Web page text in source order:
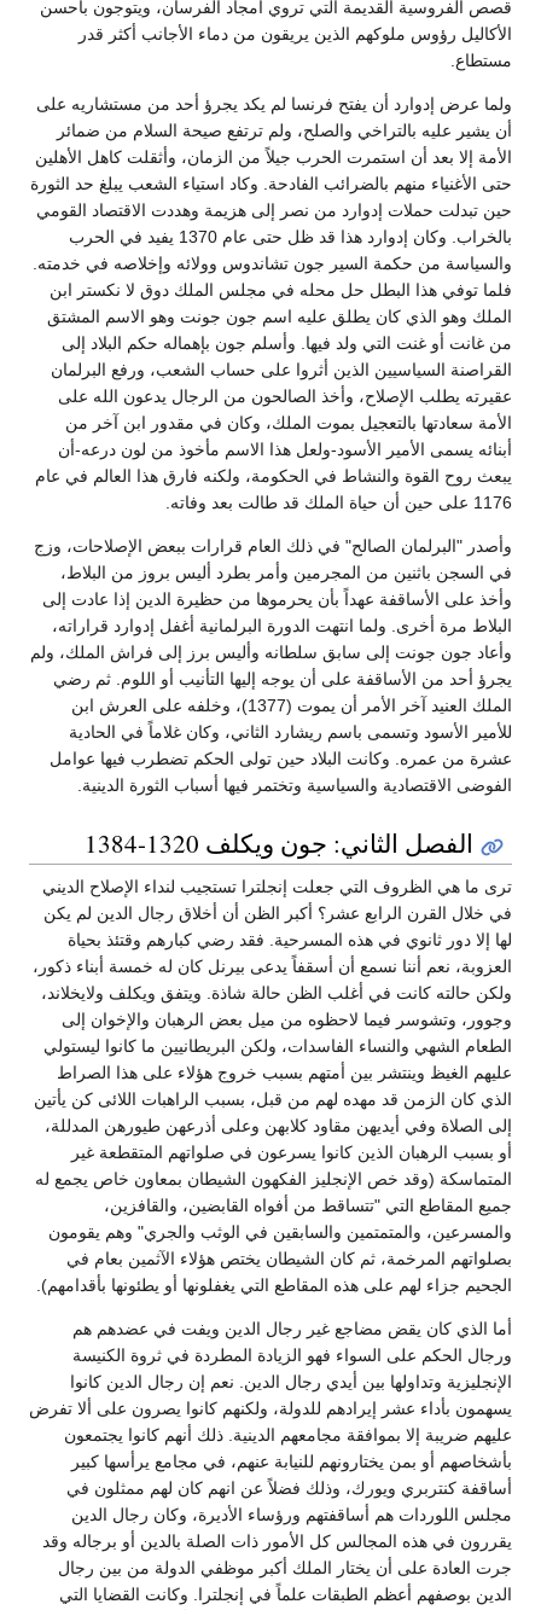
قصص الفروسية القديمة التي تروي أمجاد الفرسان، ويتوجون بأحسن
الأكاليل رؤوس ملوكهم الذين يريقون من دماء الأجانب أكثر قدر
مستطاع.
ولما عرض إدوارد أن يفتح فرنسا لم يكد يجرؤ أحد من مستشاريه على
أن يشير عليه بالتراخي والصلح، ولم ترتفع صيحة السلام من ضمائر
الأمة إلا بعد أن استمرت الحرب جيلاً من الزمان، وأثقلت كاهل الأهلين
حتى الأغنياء منهم بالضرائب الفادحة. وكاد استياء الشعب يبلغ حد الثورة
حين تبدلت حملات إدوارد من نصر إلى هزيمة وهددت الاقتصاد القومي
بالخراب. وكان إدوارد هذا قد ظل حتى عام 1370 يفيد في الحرب
والسياسة من حكمة السير جون تشاندوس وولائه وإخلاصه في خدمته.
فلما توفي هذا البطل حل محله في مجلس الملك دوق لا نكستر ابن
الملك وهو الذي كان يطلق عليه اسم جون جونت وهو الاسم المشتق
من غانت أو غنت التي ولد فيها. وأسلم جون بإهماله حكم البلاد إلى
القراصنة السياسيين الذين أثروا على حساب الشعب، ورفع البرلمان
عقيرته يطلب الإصلاح، وأخذ الصالحون من الرجال يدعون الله على
الأمة سعادتها بالتعجيل بموت الملك، وكان في مقدور ابن آخر من
أبنائه يسمى الأمير الأسود-ولعل هذا الاسم مأخوذ من لون درعه-أن
يبعث روح القوة والنشاط في الحكومة، ولكنه فارق هذا العالم في عام
1176 على حين أن حياة الملك قد طالت بعد وفاته.
وأصدر "البرلمان الصالح" في ذلك العام قرارات ببعض الإصلاحات، وزج
في السجن باثنين من المجرمين وأمر بطرد أليس بروز من البلاط،
وأخذ على الأساقفة عهداً بأن يحرموها من حظيرة الدين إذا عادت إلى
البلاط مرة أخرى. ولما انتهت الدورة البرلمانية أغفل إدوارد قراراته،
وأعاد جون جونت إلى سابق سلطانه وأليس برز إلى فراش الملك، ولم
يجرؤ أحد من الأساقفة على أن يوجه إليها التأنيب أو اللوم. ثم رضي
الملك العنيد آخر الأمر أن يموت (1377)، وخلفه على العرش ابن
للأمير الأسود وتسمى باسم ريشارد الثاني، وكان غلاماً في الحادية
عشرة من عمره. وكانت البلاد حين تولى الحكم تضطرب فيها عوامل
الفوضى الاقتصادية والسياسية وتختمر فيها أسباب الثورة الدينية.
الفصل الثاني: جون ويكلف 1320-1384
ترى ما هي الظروف التي جعلت إنجلترا تستجيب لنداء الإصلاح الديني
في خلال القرن الرابع عشر؟ أكبر الظن أن أخلاق رجال الدين لم يكن
لها إلا دور ثانوي في هذه المسرحية. فقد رضي كبارهم وقتئذ بحياة
العزوبة، نعم أننا نسمع أن أسقفاً يدعى بيرنل كان له خمسة أبناء ذكور،
ولكن حالته كانت في أغلب الظن حالة شاذة. ويتفق ويكلف ولايخلاند،
وجوور، وتشوسر فيما لاحظوه من ميل بعض الرهبان والإخوان إلى
الطعام الشهي والنساء الفاسدات، ولكن البريطانيين ما كانوا ليستولي
عليهم الغيظ وينتشر بين أمتهم بسبب خروج هؤلاء على هذا الصراط
الذي كان الزمن قد مهده لهم من قبل، بسبب الراهبات اللائى كن يأتين
إلى الصلاة وفي أيديهن مقاود كلابهن وعلى أذرعهن طيورهن المدللة،
أو بسبب الرهبان الذين كانوا يسرعون في صلواتهم المتقطعة غير
المتماسكة (وقد خص الإنجليز الفكهون الشيطان بمعاون خاص يجمع له
جميع المقاطع التي "تتساقط من أفواه القابضين، والقافزين،
والمسرعين، والمتمتمين والسابقين في الوثب والجري" وهم يقومون
بصلواتهم المرخمة، ثم كان الشيطان يختص هؤلاء الآثمين بعام في
الجحيم جزاء لهم على هذه المقاطع التي يغفلونها أو يطئونها بأقدامهم).
أما الذي كان يقض مضاجع غير رجال الدين ويفت في عضدهم هم
ورجال الحكم على السواء فهو الزيادة المطردة في ثروة الكنيسة
الإنجليزية وتداولها بين أيدي رجال الدين. نعم إن رجال الدين كانوا
يسهمون بأداء عشر إيرادهم للدولة، ولكنهم كانوا يصرون على ألا تفرض
عليهم ضريبة إلا بموافقة مجامعهم الدينية. ذلك أنهم كانوا يجتمعون
بأشخاصهم أو بمن يختارونهم للنيابة عنهم، في مجامع يرأسها كبير
أساقفة كنتربري ويورك، وذلك فضلاً عن انهم كان لهم ممثلون في
مجلس اللوردات هم أساقفتهم ورؤساء الأديرة، وكان رجال الدين
يقررون في هذه المجالس كل الأمور ذات الصلة بالدين أو برجاله وقد
جرت العادة على أن يختار الملك أكبر موظفي الدولة من بين رجال
الدين بوصفهم أعظم الطبقات علماً في إنجلترا. وكانت القضايا التي